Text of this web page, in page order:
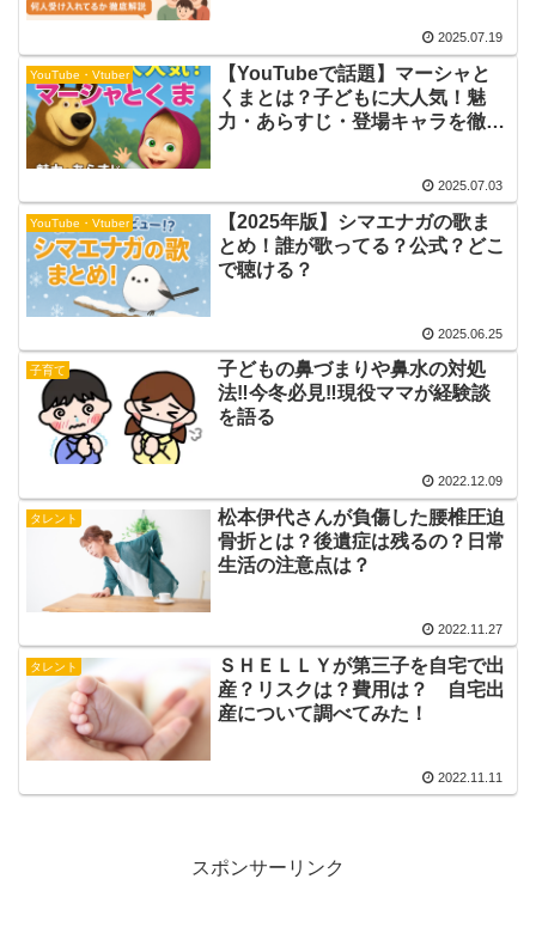
2025.07.19
YouTube・Vtuber
【YouTubeで話題】マーシャと
くまとは？子どもに大人気！魅
力・あらすじ・登場キャラを徹底
2025.07.03
YouTube・Vtuber
【2025年版】シマエナガの歌ま
とめ！誰が歌ってる？公式？どこ
で聴ける？
2025.06.25
子育て
子どもの鼻づまりや鼻水の対処
法‼︎今冬必見‼︎現役ママが経験談
を語る
2022.12.09
タレント
松本伊代さんが負傷した腰椎圧迫
骨折とは？後遺症は残るの？日常
生活の注意点は？
2022.11.27
タレント
ＳＨＥＬＬＹが第三子を自宅で出
産？リスクは？費用は？ 自宅出
産について調べてみた！
2022.11.11
スポンサーリンク